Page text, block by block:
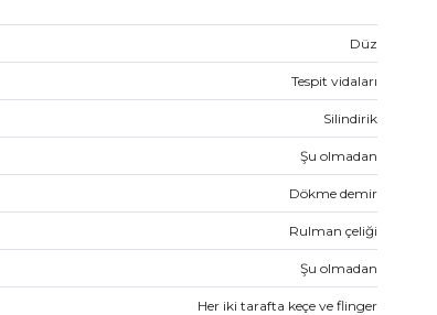
Düz
Tespit vidaları
Silindirik
Şu olmadan
Dökme demir
Rulman çeliği
Şu olmadan
Her iki tarafta keçe ve flinger